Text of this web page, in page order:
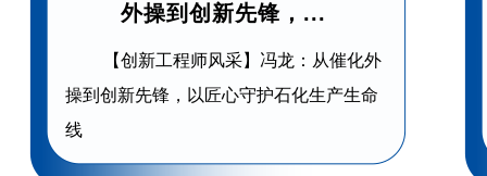
外操到创新先锋，...
【创新工程师风采】冯龙：从催化外
操到创新先锋，以匠心守护石化生产生命
线